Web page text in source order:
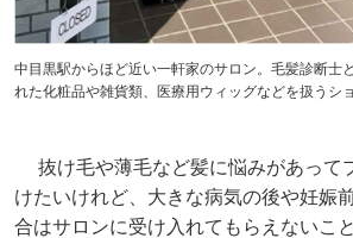
中目黒駅からほど近い一軒家のサロン。毛髪診断士
れた化粧品や雑貨類、医療用ウィッグなどを扱うシ
抜け毛や薄毛など髪に悩みがあって
けたいけれど、大きな病気の後や妊娠
合はサロンに受け入れてもらえないこ